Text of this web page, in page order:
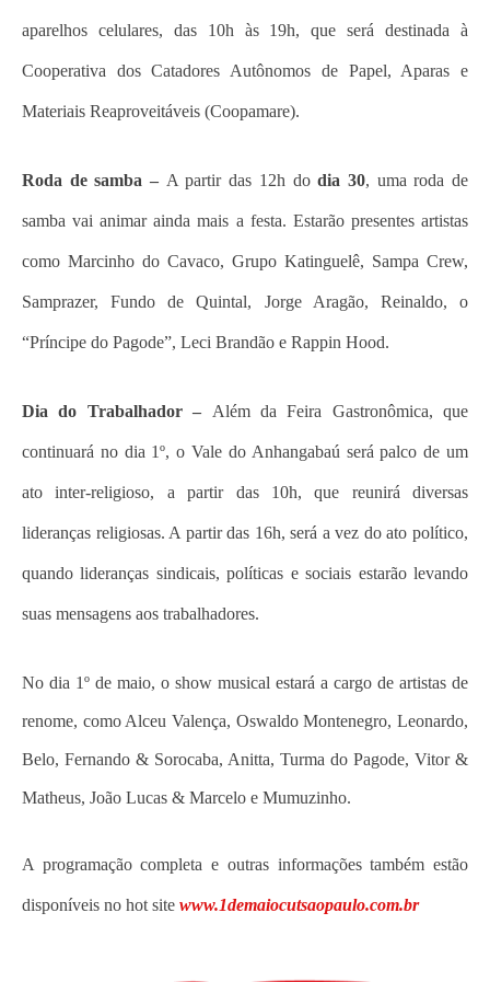
aparelhos celulares, das 10h às 19h, que será destinada à
Cooperativa dos Catadores Autônomos de Papel, Aparas e
Materiais Reaproveitáveis (Coopamare).
Roda de samba – A partir das 12h dodia 30, uma roda de
samba vai animar ainda mais a festa. Estarão presentes artistas
como Marcinho do Cavaco, Grupo Katinguelê, Sampa Crew,
Samprazer, Fundo de Quintal, Jorge Aragão, Reinaldo, o
“Príncipe do Pagode”, Leci Brandão e Rappin Hood.
Dia do Trabalhador – Além da Feira Gastronômica, que
continuará no dia 1º, o Vale do Anhangabaú será palco de um
ato inter-religioso, a partir das 10h, que reunirá diversas
lideranças religiosas. A partir das 16h, será a vez do ato político,
quando lideranças sindicais, políticas e sociais estarão levando
suas mensagens aos trabalhadores.
No dia 1º de maio, o show musical estará a cargo de artistas de
renome, como Alceu Valença, Oswaldo Montenegro, Leonardo,
Belo, Fernando & Sorocaba, Anitta, Turma do Pagode, Vitor &
Matheus, João Lucas & Marcelo e Mumuzinho.
A programação completa e outras informações também estão
disponíveis no hot site www.1demaiocutsaopaulo.com.br